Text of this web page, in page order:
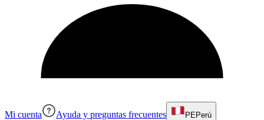
Mi cuenta Ayuda y preguntas frecuentes PE Perú